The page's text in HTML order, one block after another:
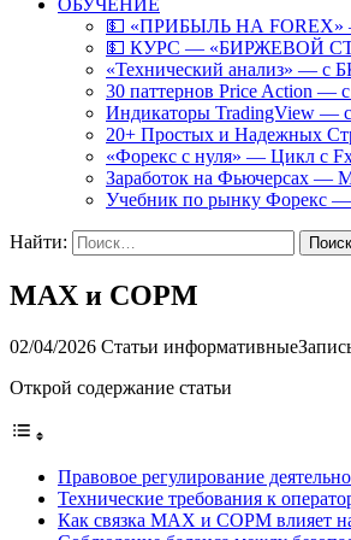
ОБУЧЕНИЕ
💵 «ПРИБЫЛЬ НА
💵 КУРС — «БИРЖЕВОЙ
«Технический анализ» — с
30 паттернов Price Action —
Индикаторы TradingView —
20+ Простых и Надежных
«Форекс с нуля» — Цикл с
Заработок на Фьючерсах
Учебник по рынку
Найти:
MAX и СОРМ
02/04/2026 Статьи информативные
Открой содержание статьи
Правовое регулирование
Технические требования к
Как связка MAX и СОРМ влияет на